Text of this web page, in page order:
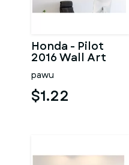
Honda - Pilot
2016 Wall Art
pawu
$1.22